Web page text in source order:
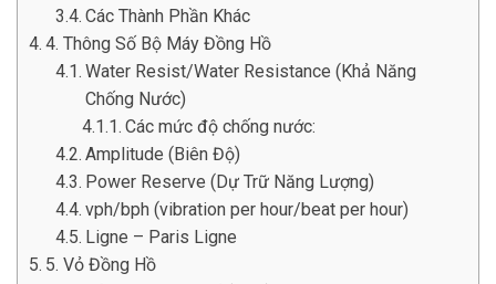
Các Thành Phần Khác
4. Thông Số Bộ Máy Đồng Hồ
Water Resist/Water Resistance (Khả Năng
Chống Nước)
Các mức độ chống nước:
Amplitude (Biên Độ)
Power Reserve (Dự Trữ Năng Lượng)
vph/bph (vibration per hour/beat per hour)
Ligne – Paris Ligne
5. Vỏ Đồng Hồ